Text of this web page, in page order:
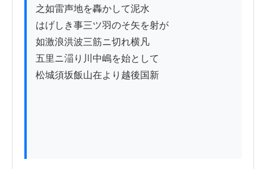
之如雷声地を轟かして泥水
はげしき事三ツ羽のそ矢を射が
如激浪洪波三筋ニ切れ横凡
五里ニ㴞り川中嶋を始として
松城須坂飯山在より越後国新